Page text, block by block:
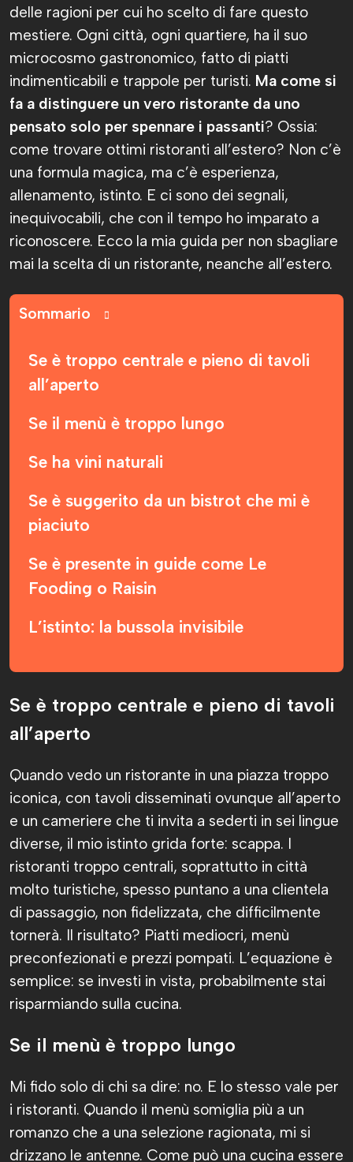
delle ragioni per cui ho scelto di fare questo
mestiere. Ogni città, ogni quartiere, ha il suo
microcosmo gastronomico, fatto di piatti
indimenticabili e trappole per turisti. Ma come si
fa a distinguere un vero ristorante da uno
pensato solo per spennare i passanti? Ossia:
come trovare ottimi ristoranti all’estero? Non c’è
una formula magica, ma c’è esperienza,
allenamento, istinto. E ci sono dei segnali,
inequivocabili, che con il tempo ho imparato a
riconoscere. Ecco la mia guida per non sbagliare
mai la scelta di un ristorante, neanche all’estero.
Sommario
Se è troppo centrale e pieno di tavoli
all’aperto
Se il menù è troppo lungo
Se ha vini naturali
Se è suggerito da un bistrot che mi è
piaciuto
Se è presente in guide come Le
Fooding o Raisin
L’istinto: la bussola invisibile
Se è troppo centrale e pieno di tavoli
all’aperto
Quando vedo un ristorante in una piazza troppo
iconica, con tavoli disseminati ovunque all’aperto
e un cameriere che ti invita a sederti in sei lingue
diverse, il mio istinto grida forte: scappa. I
ristoranti troppo centrali, soprattutto in città
molto turistiche, spesso puntano a una clientela
di passaggio, non fidelizzata, che difficilmente
tornerà. Il risultato? Piatti mediocri, menù
preconfezionati e prezzi pompati. L’equazione è
semplice: se investi in vista, probabilmente stai
risparmiando sulla cucina.
Se il menù è troppo lungo
Mi fido solo di chi sa dire: no. E lo stesso vale per
i ristoranti. Quando il menù somiglia più a un
romanzo che a una selezione ragionata, mi si
drizzano le antenne. Come può una cucina essere